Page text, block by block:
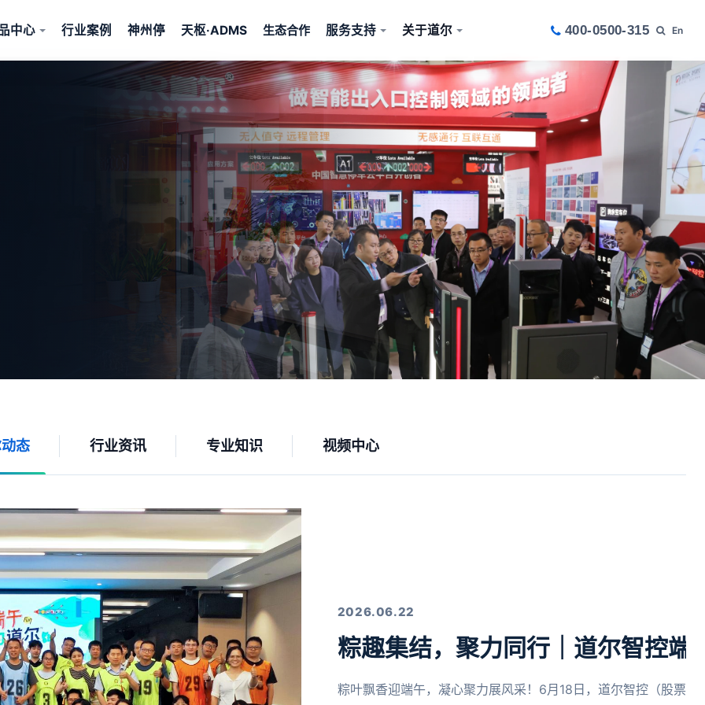
中心 行业案例 神州停 天枢·ADMS 服务支持 关于道尔 400-0500-315 En
态 行业资讯 专业知识 视频中心
2026.06.22
粽趣集结，聚力同行｜道尔智控端
粽叶飘香迎端午，凝心聚力展风采！6月18日，道尔智控（股票